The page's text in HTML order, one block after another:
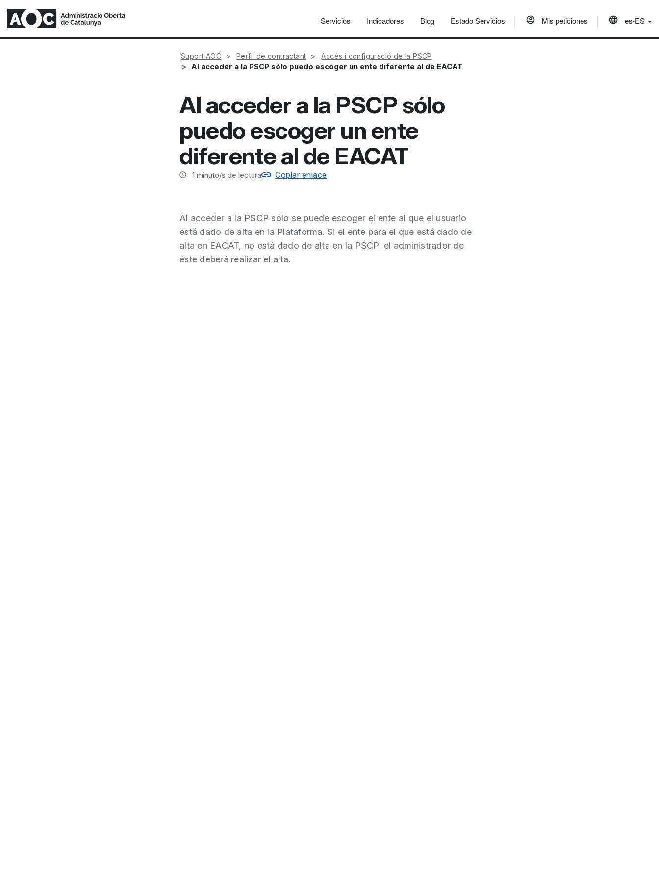
Servicios Indicadores Blog Estado Servicios Mis peticiones es-ES
Suport AOC Perfil de contractant Accés i configuració de la PSCP
Al acceder a la PSCP sólo puedo escoger un ente diferente al de EACAT
Al acceder a la PSCP sólo
puedo escoger un ente
diferente al de EACAT
1 minuto/s de lectura Copiar enlace
Al acceder a la PSCP sólo se puede escoger el ente al que el usuario
está dado de alta en la Plataforma. Si el ente para el que está dado de
alta en EACAT, no está dado de alta en la PSCP, el administrador de
éste deberá realizar el alta.